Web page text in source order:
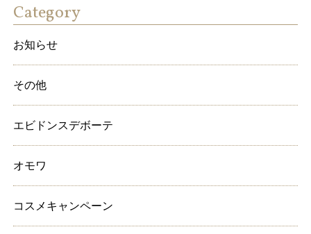
Category
お知らせ
その他
エビドンスデボーテ
オモワ
コスメキャンペーン